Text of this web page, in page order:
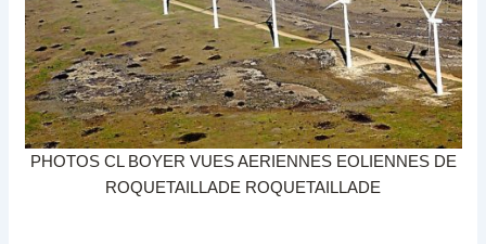
PHOTOS CL BOYER VUES AERIENNES EOLIENNES DE
ROQUETAILLADE ROQUETAILLADE